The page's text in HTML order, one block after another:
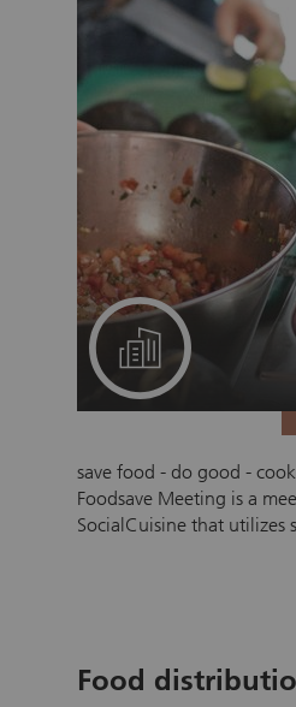
A project for your team
save food - do good - cook
Foodsave Meeting is a
SocialCuisine that utilizes
half-day team effort, we
Food